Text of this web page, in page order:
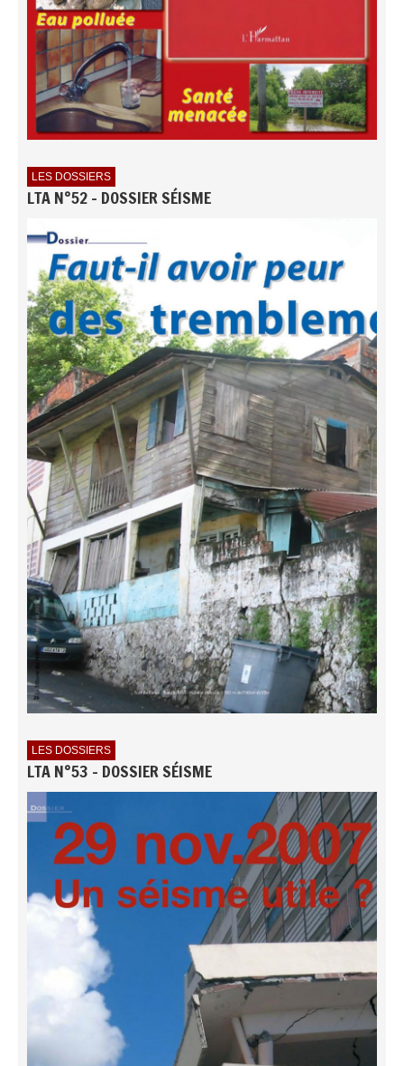
LES DOSSIERS
LTA N°52 - DOSSIER SÉISME
LES DOSSIERS
LTA N°53 - DOSSIER SÉISME